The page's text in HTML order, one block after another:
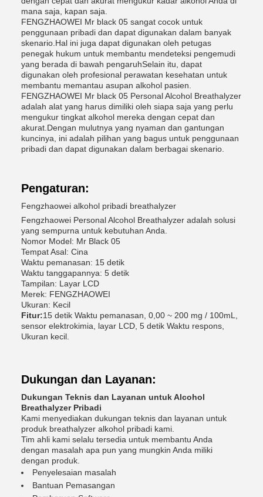
mana saja, kapan saja.
FENGZHAOWEI Mr black 05 sangat cocok untuk
penggunaan pribadi dan dapat digunakan dalam banyak
skenario.Hal ini juga dapat digunakan oleh petugas
penegak hukum untuk membantu mendeteksi pengemudi
yang berada di bawah pengaruhSelain itu, dapat
digunakan oleh profesional perawatan kesehatan untuk
membantu memantau asupan alkohol pasien.
FENGZHAOWEI Mr black 05 Personal Alcohol Breathalyzer
adalah alat yang harus dimiliki oleh siapa saja yang perlu
mengukur tingkat alkohol mereka dengan cepat dan
akurat.Dengan mulutnya yang nyaman dan gantungan
kuncinya, ini adalah pilihan yang bagus untuk penggunaan
pribadi dan dapat digunakan dalam berbagai skenario.
Pengaturan:
Fengzhaowei alkohol pribadi breathalyzer
Fengzhaowei Personal Alcohol Breathalyzer adalah solusi
yang sempurna untuk kebutuhan Anda.
Nomor Model: Mr Black 05
Tempat Asal: Cina
Waktu pemanasan: 15 detik
Waktu tanggapannya: 5 detik
Tampilan: Layar LCD
Merek: FENGZHAOWEI
Ukuran: Kecil
Fitur:15 detik Waktu pemanasan, 0,00 ~ 200 mg / 100mL,
sensor elektrokimia, layar LCD, 5 detik Waktu respons,
Ukuran kecil.
Dukungan dan Layanan:
Dukungan Teknis dan Layanan untuk Alcohol
Breathalyzer Pribadi
Kami menyediakan dukungan teknis dan layanan untuk
produk breathalyzer alkohol pribadi kami.
Tim ahli kami selalu tersedia untuk membantu Anda
dengan masalah apa pun yang mungkin Anda miliki
dengan produk.
Penyelesaian masalah
Bantuan Pemasangan